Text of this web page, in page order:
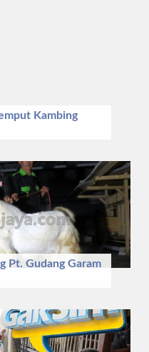
Kambing
Pt. Gudang Garam